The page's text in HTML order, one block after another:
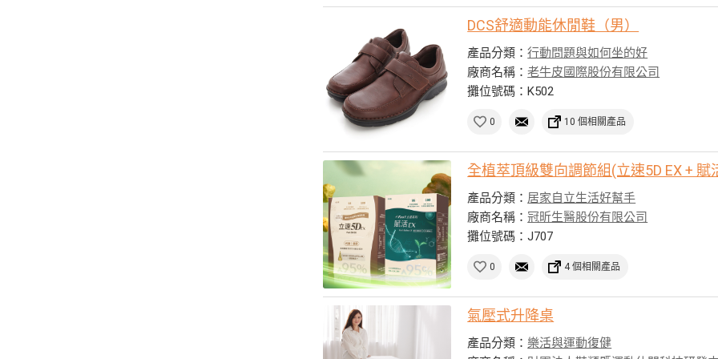
DCS舒適動能休閒鞋（男）
產品分類：行動問題與如何坐的好
廠商名稱：老牛皮國際股份有限公司
攤位號碼：K502
0 10 個相關產品
全植萃頂級雙向調節組(立速5D EX + 賦
產品分類： 居家自立生活好幫手
廠商名稱：冠昕生醫股份有限公司
攤位號碼：J707
0 4 個相關產品
氣壓式升降桌
產品分類：樂活與運動復健